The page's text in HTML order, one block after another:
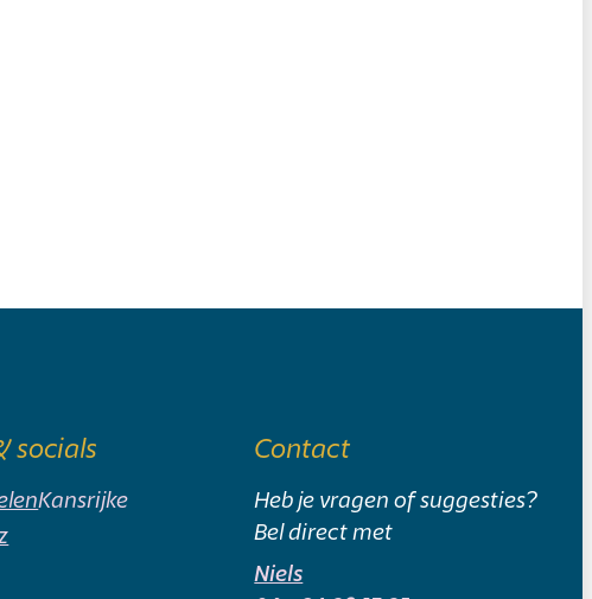
socials
Kansrijke
Contact
Heb je vragen of suggesties?
Bel direct met
Niels